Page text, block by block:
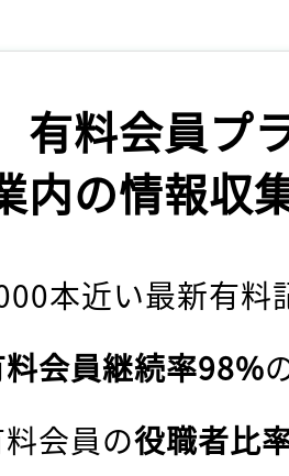
有料会員プ
内の情報収
本近い最新有料
会員継続率98%
会員の役職者比